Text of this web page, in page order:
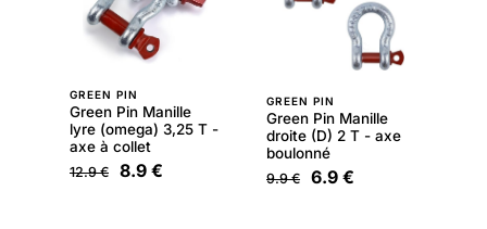
GREEN PIN
Green Pin Manille
lyre (omega) 3,25 T -
axe à collet
12.9 € 8.9 €
GREEN PIN
Green Pin Manille
droite (D) 2 T - axe
boulonné
9.9 € 6.9 €